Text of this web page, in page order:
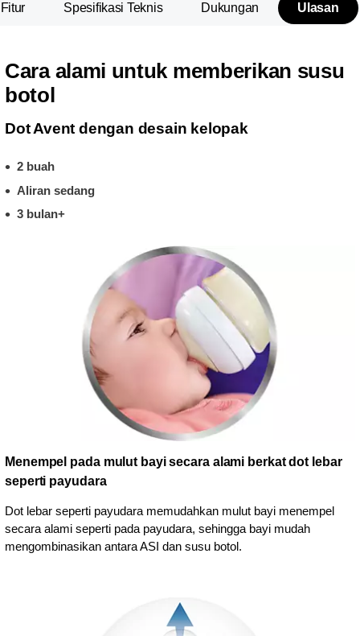
Fitur Spesifikasi Teknis Dukungan Ulasan
Cara alami untuk memberikan susu
botol
Dot Avent dengan desain kelopak
2 buah
Aliran sedang
3 bulan+
Menempel pada mulut bayi secara alami berkat dot lebar
seperti payudara
Dot lebar seperti payudara memudahkan mulut bayi menempel
secara alami seperti pada payudara, sehingga bayi mudah
mengombinasikan antara ASI dan susu botol.